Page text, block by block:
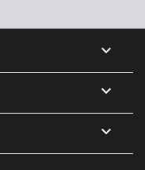


